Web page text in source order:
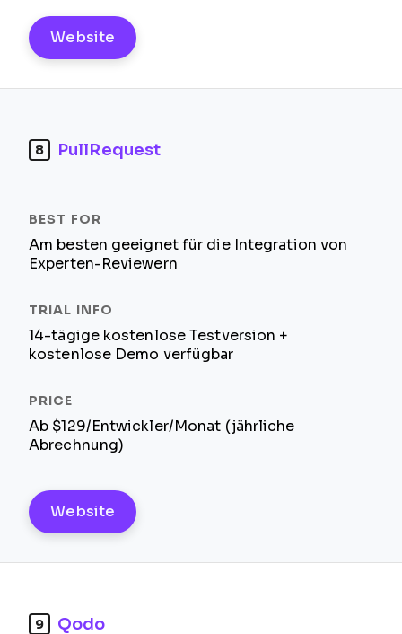
Website
8 PullRequest
Am besten geeignet für die Integration von
Experten-Reviewern
14-tägige kostenlose Testversion +
kostenlose Demo verfügbar
Ab $129/Entwickler/Monat (jährliche
Abrechnung)
Website
9 Qodo